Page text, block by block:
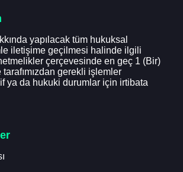
yapılacak tüm hukuksal
iletişime geçilmesi halinde ilgili
çerçevesinde en geç 1 (Bir)
gerekli işlemler
ya da hukuki durumlar için irtibata